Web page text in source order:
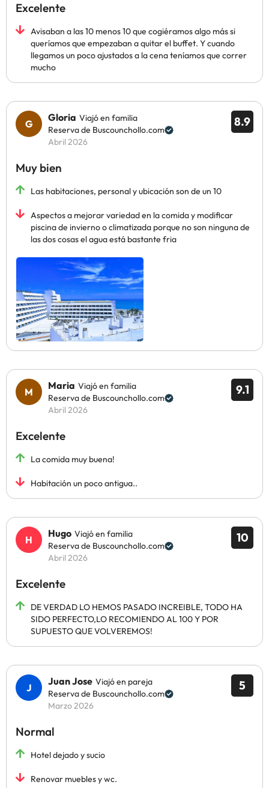
Excelente
Avisaban a las 10 menos 10 que cogiéramos algo más si
queríamos que empezaban a quitar el buffet. Y cuando
llegamos un poco ajustados a la cena teníamos que correr
mucho
8.9
Gloria Viajó en familia
Reserva de Buscounchollo.com
Abril 2026
Muy bien
Las habitaciones, personal y ubicación son de un 10
Aspectos a mejorar variedad en la comida y modificar
piscina de invierno o climatizada porque no son ninguna de
las dos cosas el agua está bastante fria
9.1
Maria Viajó en familia
Reserva de Buscounchollo.com
Abril 2026
Excelente
La comida muy buena!
Habitación un poco antigua..
10
Hugo Viajó en familia
Reserva de Buscounchollo.com
Abril 2026
Excelente
DE VERDAD LO HEMOS PASADO INCREIBLE, TODO HA
SIDO PERFECTO,LO RECOMIENDO AL 100 Y POR
SUPUESTO QUE VOLVEREMOS!
5
Juan Jose Viajó en pareja
Reserva de Buscounchollo.com
Marzo 2026
Normal
Hotel dejado y sucio
Renovar muebles y wc.